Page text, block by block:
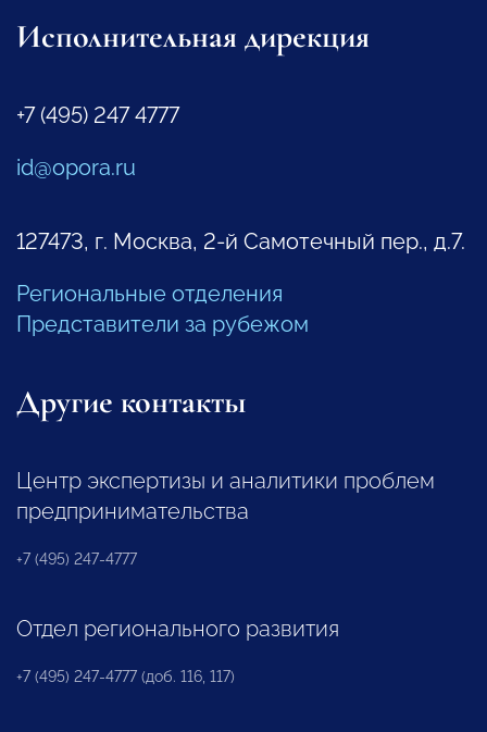
Исполнительная дирекция
+7 (495) 247 4777
id@opora.ru
127473, г. Москва, 2-й Самотечный пер., д.7.
Региональные отделения
Представители за рубежом
Другие контакты
Центр экспертизы и аналитики проблем
предпринимательства
+7 (495) 247-4777
Отдел регионального развития
+7 (495) 247-4777 (доб. 116, 117)